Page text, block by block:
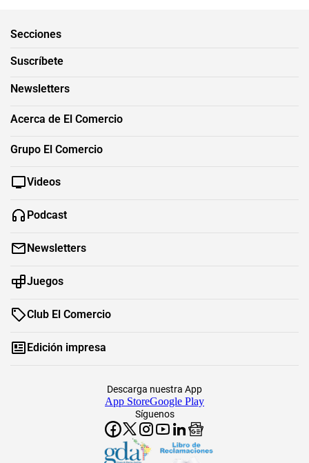
Secciones
Suscríbete
Newsletters
Acerca de El Comercio
Grupo El Comercio
Videos
Podcast
Newsletters
Juegos
Club El Comercio
Edición impresa
Síguenos
Descarga nuestra App
App StoreGoogle Play